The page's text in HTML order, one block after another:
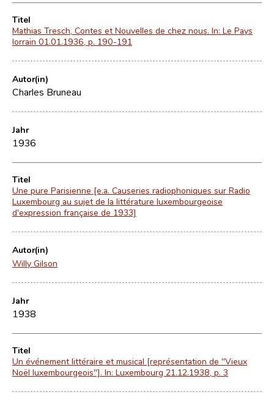
Titel
Mathias Tresch, Contes et Nouvelles de chez nous. In: Le Pays
lorrain 01.01.1936, p. 190-191
Autor(in)
Charles Bruneau
Jahr
1936
Titel
Une pure Parisienne [e.a. Causeries radiophoniques sur Radio
Luxembourg au sujet de la littérature luxembourgeoise
d'expression française de 1933]
Autor(in)
Willy Gilson
Jahr
1938
Titel
Un événement littéraire et musical [représentation de "Vieux
Noël luxembourgeois"]. In: Luxembourg 21.12.1938, p. 3